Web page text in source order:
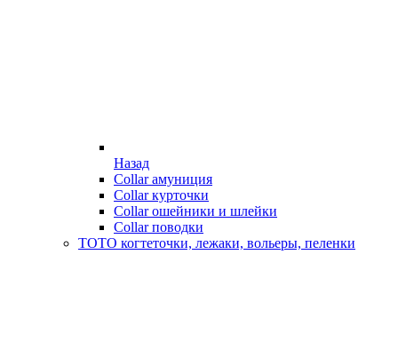
Назад
Collar амуниция
Collar курточки
Collar ошейники и шлейки
Collar поводки
ТОТО когтеточки, лежаки, вольеры, пеленки